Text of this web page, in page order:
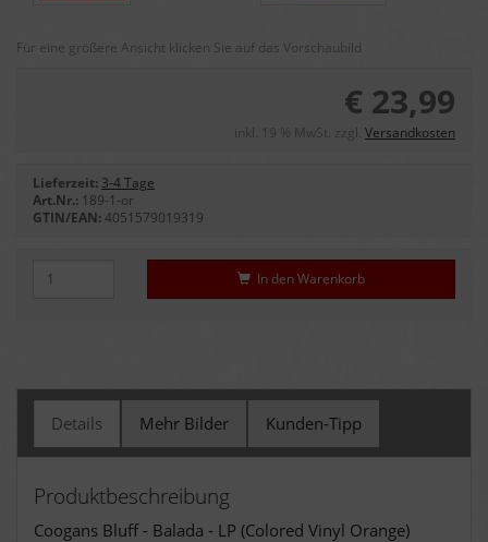
Für eine größere Ansicht klicken Sie auf das Vorschaubild
€ 23,99
inkl. 19 % MwSt. zzgl. Versandkosten
Lieferzeit: 3-4 Tage
Art.Nr.: 189-1-or
GTIN/EAN: 4051579019319
In den Warenkorb
Details Mehr Bilder Kunden-Tipp
Produktbeschreibung
Coogans Bluff - Balada - LP (Colored Vinyl Orange)